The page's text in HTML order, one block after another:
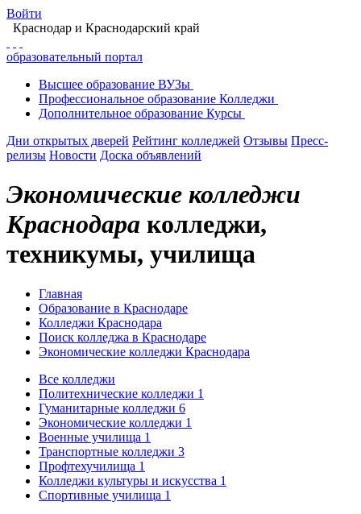
Войти
Краснодар и Краснодарский край
образовательный портал
Высшее образование ВУЗы
Профессиональное образование Колледжи
Дополнительное образование Курсы
Дни открытых дверей Рейтинг колледжей Отзывы Пресс-
релизы Новости Доска объявлений
Экономические колледжи
Краснодара колледжи,
техникумы, училища
Главная
Образование в Краснодаре
Колледжи Краснодара
Поиск колледжа в Краснодаре
Экономические колледжи Краснодара
Все колледжи
Политехнические колледжи 1
Гуманитарные колледжи 6
Экономические колледжи 1
Военные училища 1
Транспортные колледжи 3
Профтехучилища 1
Колледжи культуры и искусства 1
Спортивные училища 1